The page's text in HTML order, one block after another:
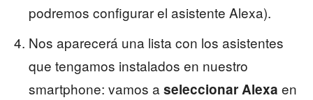
podremos configurar el asistente Alexa).
Nos aparecerá una lista con los asistentes
que tengamos instalados en nuestro
smartphone: vamos a seleccionar Alexa en